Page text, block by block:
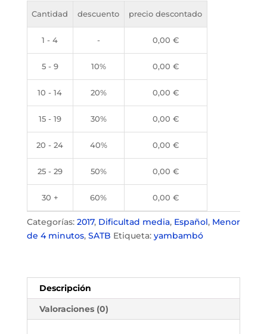
Cantidad descuento precio descontado
1 - 4 - 0,00 €
5 - 9 10% 0,00 €
10 - 14 20% 0,00 €
15 - 19 30% 0,00 €
20 - 24 40% 0,00 €
25 - 29 50% 0,00 €
30 + 60% 0,00 €
Categorías: 2017, Dificultad media, Español, Menor
de 4 minutos, SATB Etiqueta: yambambó
Descripción
Valoraciones (0)